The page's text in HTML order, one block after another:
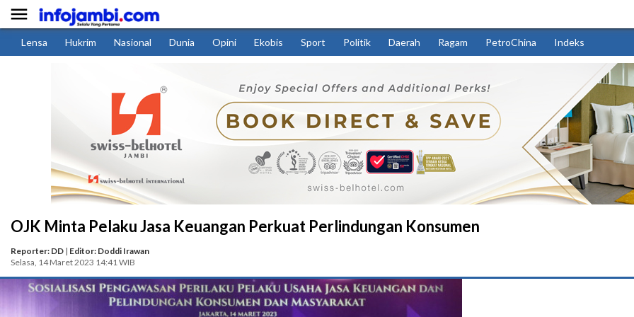

Lensa Hukrim Nasional Dunia Opini Ekobis Sport Politik Daerah Ragam PetroChina Indeks
OJK Minta Pelaku Jasa Keuangan Perkuat Perlindungan Konsumen
Reporter: DD | Editor: Doddi Irawan
Selasa, 14 Maret 2023 14:41 WIB